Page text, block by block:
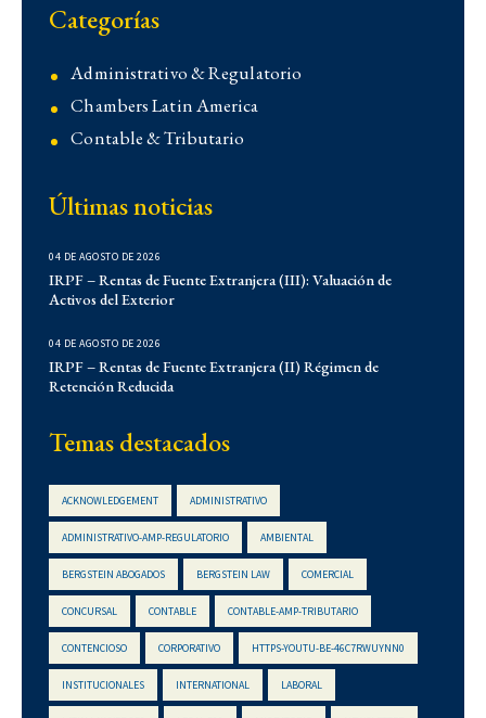
Categorías
Administrativo & Regulatorio
Chambers Latin America
Contable & Tributario
Corporativo
Demo
Derecho Administrativo
Institucionales
Laboral
Latin Lawyer 250
Legal Alert
Migratorio
Newsletters
Notarial
Propiedad Intelectual
Reconocimientos
Regulatorio
Últimas noticias
04 DE AGOSTO DE 2026
IRPF – Rentas de Fuente Extranjera (III): Valuación de
Activos del Exterior
04 DE AGOSTO DE 2026
IRPF – Rentas de Fuente Extranjera (II) Régimen de
Retención Reducida
Temas destacados
ACKNOWLEDGEMENT ADMINISTRATIVO
ADMINISTRATIVO-AMP-REGULATORIO AMBIENTAL
BERGSTEIN ABOGADOS BERGSTEIN LAW COMERCIAL
CONCURSAL CONTABLE CONTABLE-AMP-TRIBUTARIO
CONTENCIOSO CORPORATIVO HTTPS-YOUTU-BE-46C7RWUYNN0
INSTITUCIONALES INTERNATIONAL LABORAL